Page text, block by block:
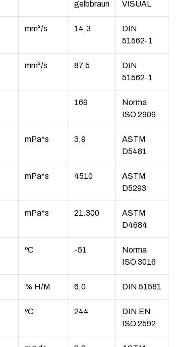
gelbbraun VISUAL
mm²/s 14,3
DIN
51562-1
mm²/s 87,5
DIN
51562-1
169
Norma
ISO 2909
mPa*s 3,9
ASTM
D5481
mPa*s 4510
ASTM
D5293
mPa*s 21.300
ASTM
D4684
ºC -51
Norma
ISO 3016
% H/M 6,0 DIN 51581
ºC 244
DIN EN
ISO 2592